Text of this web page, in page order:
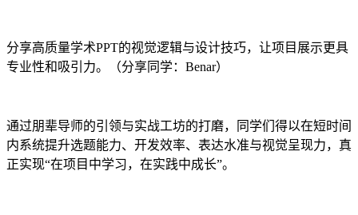
分享高质量学术PPT的视觉逻辑与设计技巧，让项目展示更具
专业性和吸引力。（分享同学：Benar）
通过朋辈导师的引领与实战工坊的打磨，同学们得以在短时间
内系统提升选题能力、开发效率、表达水准与视觉呈现力，真
正实现“在项目中学习，在实践中成长”。